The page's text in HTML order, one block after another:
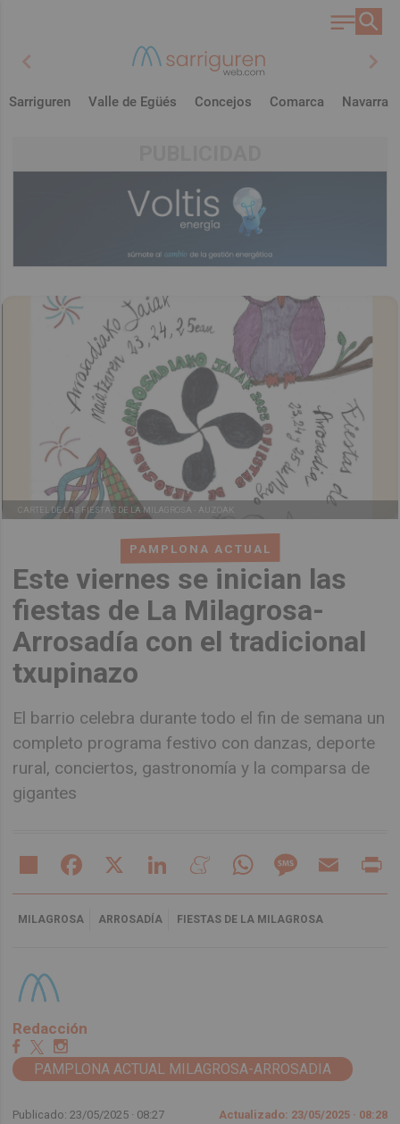
chevron_left chevron_right
Sarriguren Valle de Egüés Concejos Comarca Navarra
PAMPLONA ACTUAL
Este viernes se inician las
fiestas de La Milagrosa-
Arrosadía con el tradicional
txupinazo
El barrio celebra durante todo el fin de semana un
completo programa festivo con danzas, deporte
rural, conciertos, gastronomía y la comparsa de
gigantes
CARTEL DE LAS FIESTAS DE LA MILAGROSA - AUZOAK
Share Facebook LinkedIn MeneameWhatsAppMessageEmail
MILAGROSA ARROSADÍA FIESTAS DE LA MILAGROSA
Redacción
PAMPLONA ACTUAL MILAGROSA-ARROSADIA
Publicado: 23/05/2025 · 08:27 Actualizado: 23/05/2025 · 08:28